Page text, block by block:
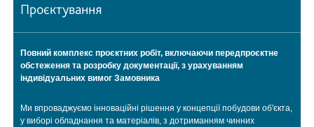
Проєктування
Повний комплекс проєктних робіт, включаючи передпроєктне
обстеження та розробку документації, з урахуванням
індивідуальних вимог Замовника
Ми впроваджуємо інноваційні рішення у концепції побудови об'єкта,
у виборі обладнання та матеріалів, з дотриманням чинних